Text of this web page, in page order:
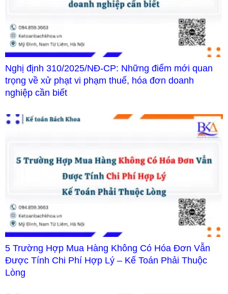
Nghị định 310/2025/NĐ-CP: Những điểm mới quan
trọng về xử phạt vi phạm thuế, hóa đơn doanh
nghiệp cần biết
5 Trường Hợp Mua Hàng Không Có Hóa Đơn Vẫn
Được Tính Chi Phí Hợp Lý – Kế Toán Phải Thuộc
Lòng